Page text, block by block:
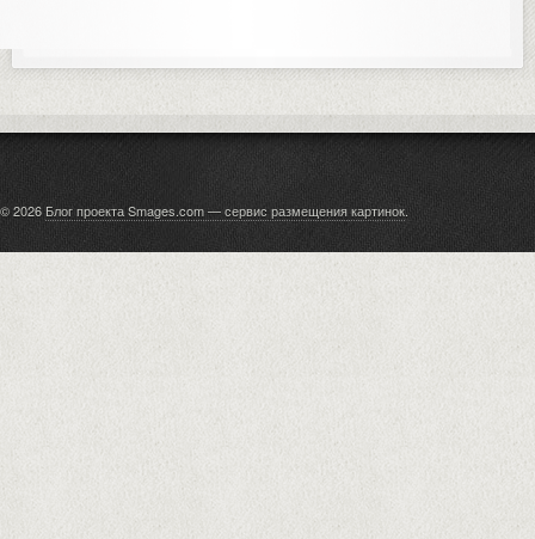
© 2026 Блог проекта Smages.com — сервис размещения картинок.